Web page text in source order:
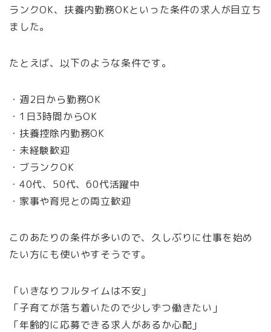
ランクOK、扶養内勤務OKといった条件の求人が目立ち
ました。
たとえば、以下のような条件です。
・週2日から勤務OK
・1日3時間からOK
・扶養控除内勤務OK
・未経験歓迎
・ブランクOK
・40代、50代、60代活躍中
・家事や育児との両立歓迎
このあたりの条件が多いので、久しぶりに仕事を始め
たい方にも使いやすそうです。
「いきなりフルタイムは不安」
「子育てが落ち着いたので少しずつ働きたい」
「年齢的に応募できる求人があるか心配」